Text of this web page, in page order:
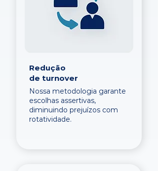
Redução
de turnover
Nossa metodologia garante
escolhas assertivas,
diminuindo prejuízos com
rotatividade.